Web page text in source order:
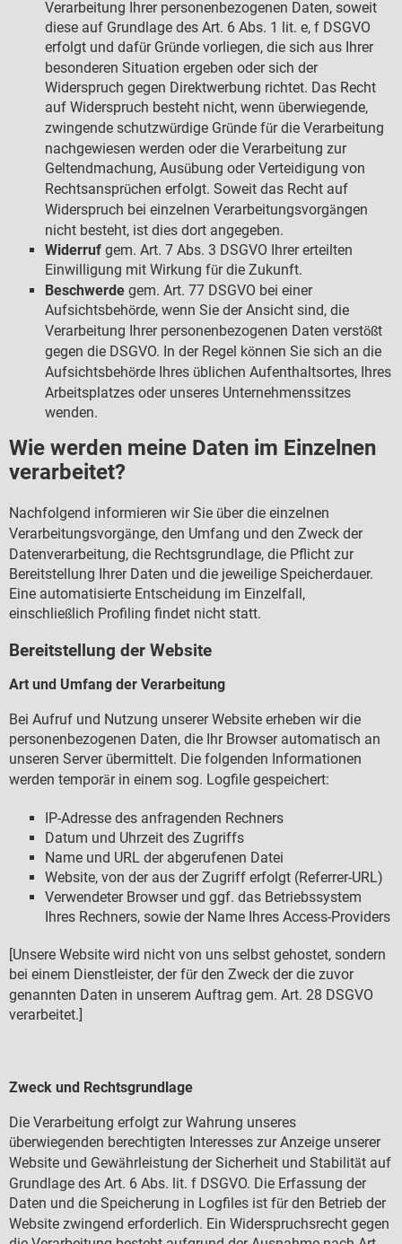
Verarbeitung Ihrer personenbezogenen Daten, soweit
diese auf Grundlage des Art. 6 Abs. 1 lit. e, f DSGVO
erfolgt und dafür Gründe vorliegen, die sich aus Ihrer
besonderen Situation ergeben oder sich der
Widerspruch gegen Direktwerbung richtet. Das Recht
auf Widerspruch besteht nicht, wenn überwiegende,
zwingende schutzwürdige Gründe für die Verarbeitung
nachgewiesen werden oder die Verarbeitung zur
Geltendmachung, Ausübung oder Verteidigung von
Rechtsansprüchen erfolgt. Soweit das Recht auf
Widerspruch bei einzelnen Verarbeitungsvorgängen
nicht besteht, ist dies dort angegeben.
Widerruf gem. Art. 7 Abs. 3 DSGVO Ihrer erteilten
Einwilligung mit Wirkung für die Zukunft.
Beschwerde gem. Art. 77 DSGVO bei einer
Aufsichtsbehörde, wenn Sie der Ansicht sind, die
Verarbeitung Ihrer personenbezogenen Daten verstößt
gegen die DSGVO. In der Regel können Sie sich an die
Aufsichtsbehörde Ihres üblichen Aufenthaltsortes, Ihres
Arbeitsplatzes oder unseres Unternehmenssitzes
wenden.
Wie werden meine Daten im Einzelnen
verarbeitet?
Nachfolgend informieren wir Sie über die einzelnen
Verarbeitungsvorgänge, den Umfang und den Zweck der
Datenverarbeitung, die Rechtsgrundlage, die Pflicht zur
Bereitstellung Ihrer Daten und die jeweilige Speicherdauer.
Eine automatisierte Entscheidung im Einzelfall,
einschließlich Profiling findet nicht statt.
Bereitstellung der Website
Art und Umfang der Verarbeitung
Bei Aufruf und Nutzung unserer Website erheben wir die
personenbezogenen Daten, die Ihr Browser automatisch an
unseren Server übermittelt. Die folgenden Informationen
werden temporär in einem sog. Logfile gespeichert:
IP-Adresse des anfragenden Rechners
Datum und Uhrzeit des Zugriffs
Name und URL der abgerufenen Datei
Website, von der aus der Zugriff erfolgt (Referrer-URL)
Verwendeter Browser und ggf. das Betriebssystem
Ihres Rechners, sowie der Name Ihres Access-Providers
[Unsere Website wird nicht von uns selbst gehostet, sondern
bei einem Dienstleister, der für den Zweck der die zuvor
genannten Daten in unserem Auftrag gem. Art. 28 DSGVO
verarbeitet.]
Zweck und Rechtsgrundlage
Die Verarbeitung erfolgt zur Wahrung unseres
überwiegenden berechtigten Interesses zur Anzeige unserer
Website und Gewährleistung der Sicherheit und Stabilität auf
Grundlage des Art. 6 Abs. lit. f DSGVO. Die Erfassung der
Daten und die Speicherung in Logfiles ist für den Betrieb der
Website zwingend erforderlich. Ein Widerspruchsrecht gegen